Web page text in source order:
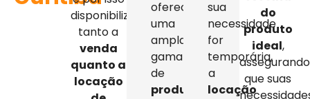
disponibilizamos
tanto a
venda
quanto a
locação
oferece
uma
ampla
gama
de
produtos
sua
necessidade
for
temporária,
a
locação
do
produto
ideal,
assegurando
que suas